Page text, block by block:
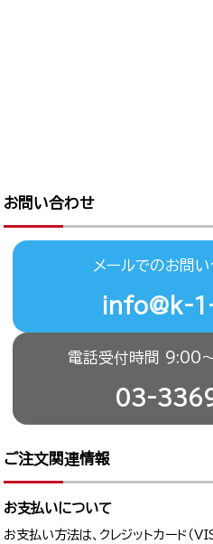
お問い合わせ
メールでのお問
info@k-
電話受付時間 9:00〜
03-
ご注文関連情報
お支払いについて
お支払い方法は、クレジットカード（